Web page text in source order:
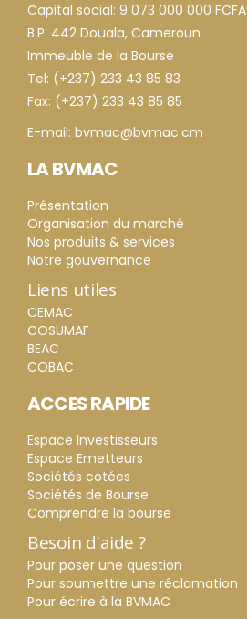
Capital social: 9 073 000 000 FCFA
B.P. 442 Douala, Cameroun
Immeuble de la Bourse
Tel: (+237) 233 43 85 83
Fax: (+237) 233 43 85 85
E-mail: bvmac@bvmac.cm
LA BVMAC
Présentation
Organisation du marché
Nos produits & services
Notre gouvernance
Liens utiles
CEMAC
COSUMAF
BEAC
COBAC
ACCES RAPIDE
Espace Investisseurs
Espace Emetteurs
Sociétés cotées
Sociétés de Bourse
Comprendre la bourse
Besoin d'aide ?
Pour poser une question
Pour soumettre une réclamation
Pour écrire à la BVMAC